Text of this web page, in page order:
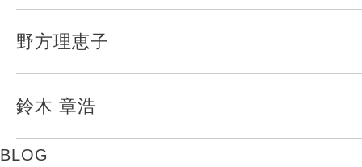
野方理恵子
鈴木 章浩
BLOG